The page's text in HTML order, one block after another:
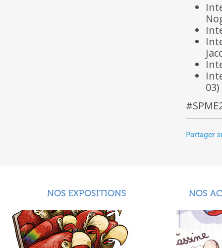
03)
Partager
NOS EXPOSITIONS NOS